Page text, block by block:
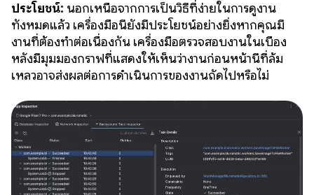
ประโยชน์: นอกเหนือจากการเป็นวิธีที่ง่ายในการดูงาน
ทั้งหมดแล้ว เครื่องมือนี้ยังมีประโยชน์อย่างยิ่งหากคุณมี
งานที่ต้องทำต่อเนื่องกัน เครื่องมือตรวจสอบงานในเบื้อง
หลังมีมุมมองกราฟที่แสดงให้เห็นว่างานก่อนหน้านี้ที่ล้ม
เหลวอาจส่งผลต่อการดำเนินการของงานถัดไปหรือไม่